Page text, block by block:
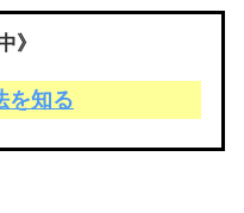
》
を知る